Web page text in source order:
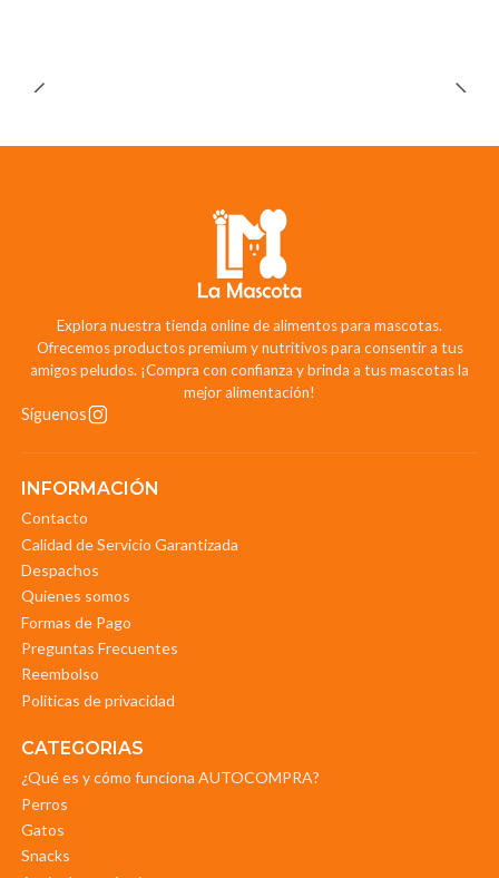
Explora nuestra tienda online de alimentos para mascotas.
Ofrecemos productos premium y nutritivos para consentir a tus
amigos peludos. ¡Compra con confianza y brinda a tus mascotas la
mejor alimentación!
Síguenos
INFORMACIÓN
Contacto
Calidad de Servicio Garantizada
Despachos
Quienes somos
Formas de Pago
Preguntas Frecuentes
Reembolso
Politicas de privacidad
CATEGORIAS
¿Qué es y cómo funciona AUTOCOMPRA?
Perros
Gatos
Snacks